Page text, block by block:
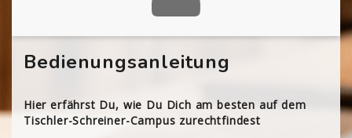
Bedienungsanleitung
Hier erfährst Du, wie Du Dich am besten auf dem
Tischler-Schreiner-Campus zurechtfindest